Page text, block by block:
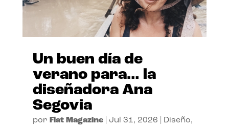
Un buen día de
verano para… la
diseñadora Ana
Segovia
por Flat Magazine| Jul 31, 2026 Diseño,